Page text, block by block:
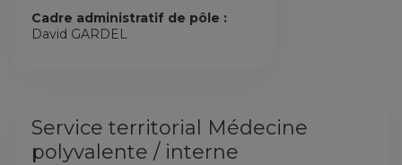
Cadre administratif de pôle :
David GARDEL
Service territorial Médecine
polyvalente / interne